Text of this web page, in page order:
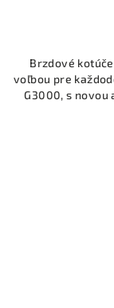
Brzdové
voľbou pre
G3000, s